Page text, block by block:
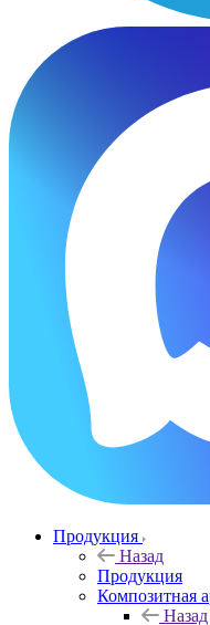
Продукция
Назад
Продукция
Композитная
Назад